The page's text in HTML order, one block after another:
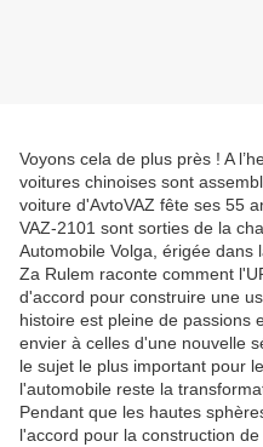
Voyons cela de plus près ! A
voitures chinoises sont
voiture d'AvtoVAZ fête ses 55
VAZ-2101 sont sorties de la
Automobile Volga, érigée dans
Za Rulem raconte comment
d'accord pour construire une
histoire est pleine de passions
envier à celles d'une nouvelle
le sujet le plus important pour
l'automobile reste la
Pendant que les hautes
l'accord pour la construction